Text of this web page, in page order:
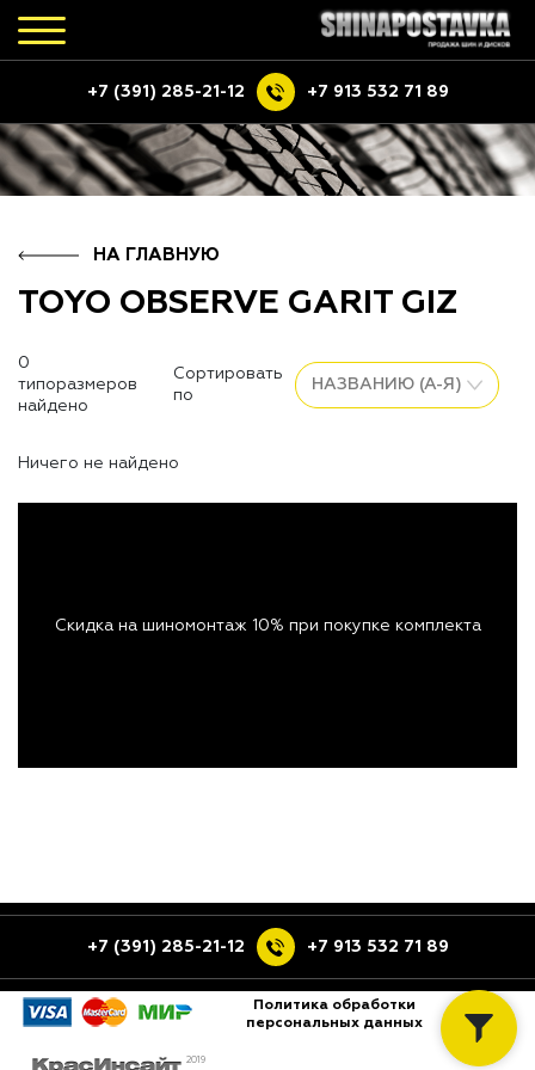
+7 (391) 285-21-12 +7 913 532 71 89
НА ГЛАВНУЮ
TOYO OBSERVE GARIT GIZ
0
типоразмеров
найдено
Сортировать
по
Ничего не найдено
Скидка на шиномонтаж 10% при покупке комплекта
+7 (391) 285-21-12 +7 913 532 71 89
Политика обработки
персональных данных
2019